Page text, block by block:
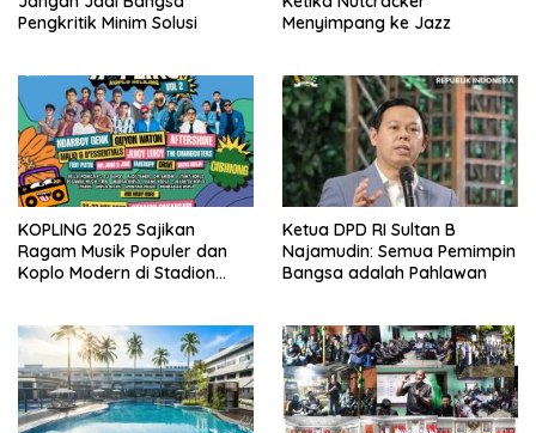
Pengkritik Minim Solusi
Menyimpang ke Jazz
KOPLING 2025 Sajikan
Ragam Musik Populer dan
Koplo Modern di Stadion
Ketua DPD RI Sultan B
Najamudin: Semua Pemimpin
Bangsa adalah Pahlawan